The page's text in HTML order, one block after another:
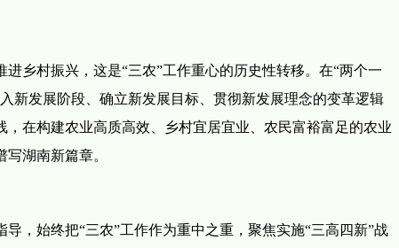
乡村振兴，这是“三农”工作重心的历史性转移。在“两个一
新发展阶段、确立新发展目标、贯彻新发展理念的变革逻辑
在构建农业高质高效、乡村宜居宜业、农民富裕富足的农业
湖南新篇章。
，始终把“三农”工作作为重中之重，聚焦实施“三高四新”战